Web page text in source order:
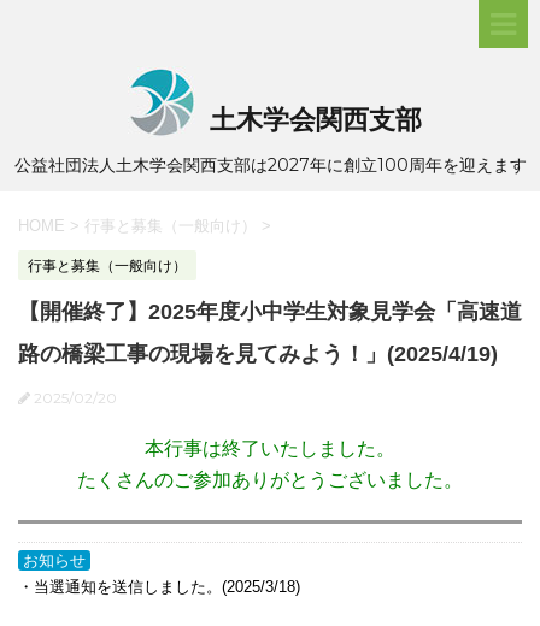
土木学会関西支部
公益社団法人土木学会関西支部は2027年に創立100周年を迎えます
HOME > 行事と募集（一般向け） >
行事と募集（一般向け）
【開催終了】2025年度小中学生対象見学会「高速道
路の橋梁工事の現場を見てみよう！」(2025/4/19)
2025/02/20
本行事は終了いたしました。
たくさんのご参加ありがとうございました。
お知らせ
・当選通知を送信しました。(2025/3/18)